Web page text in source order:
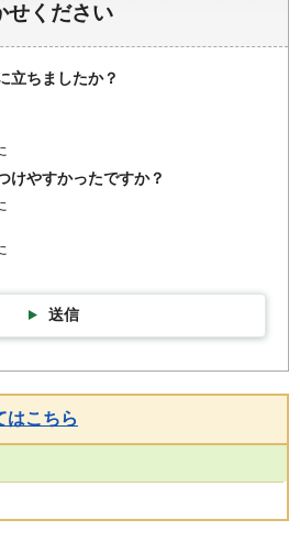
せください
立ちましたか？
けやすかったですか？
送信
はこちら